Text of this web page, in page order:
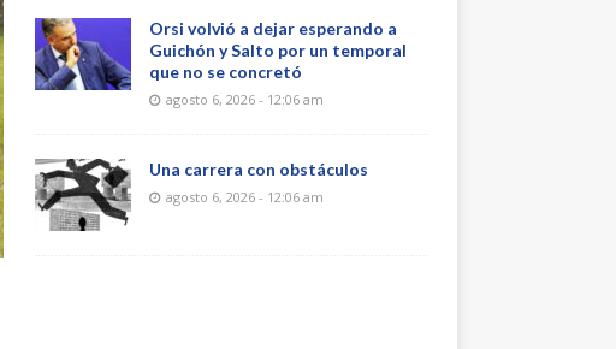
Orsi volvió a dejar esperando a
Guichón y Salto por un temporal
que no se concretó
agosto 6, 2026 - 12:06 am
Una carrera con obstáculos
agosto 6, 2026 - 12:06 am